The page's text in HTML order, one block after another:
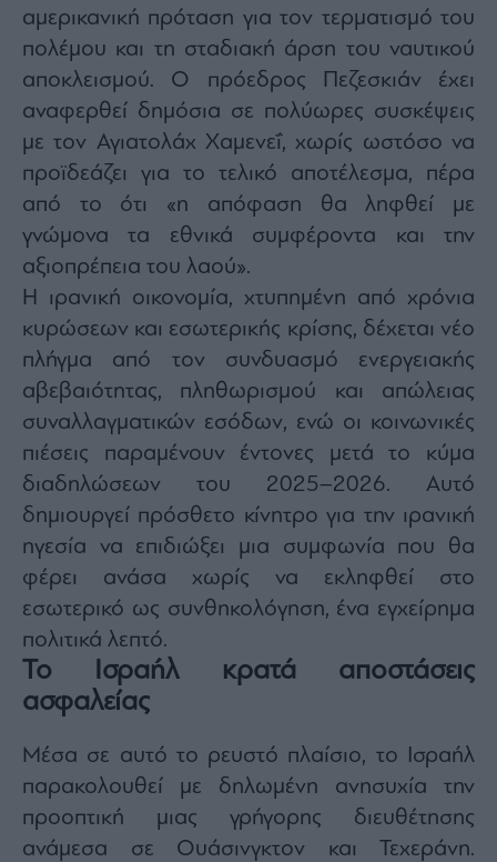
αμερικανική πρόταση για τον τερματισμό του
πολέμου και τη σταδιακή άρση του ναυτικού
αποκλεισμού. Ο πρόεδρος Πεζεσκιάν έχει
αναφερθεί δημόσια σε πολύωρες συσκέψεις
με τον Αγιατολάχ Χαμενεΐ, χωρίς ωστόσο να
προϊδεάζει για το τελικό αποτέλεσμα, πέρα
από το ότι «η απόφαση θα ληφθεί με
γνώμονα τα εθνικά συμφέροντα και την
αξιοπρέπεια του λαού».
Η ιρανική οικονομία, χτυπημένη από χρόνια
κυρώσεων και εσωτερικής κρίσης, δέχεται νέο
πλήγμα από τον συνδυασμό ενεργειακής
αβεβαιότητας, πληθωρισμού και απώλειας
συναλλαγματικών εσόδων, ενώ οι κοινωνικές
πιέσεις παραμένουν έντονες μετά το κύμα
διαδηλώσεων του 2025–2026. Αυτό
δημιουργεί πρόσθετο κίνητρο για την ιρανική
ηγεσία να επιδιώξει μια συμφωνία που θα
φέρει ανάσα χωρίς να εκληφθεί στο
εσωτερικό ως συνθηκολόγηση, ένα εγχείρημα
πολιτικά λεπτό.
Το Ισραήλ κρατά αποστάσεις
ασφαλείας
Μέσα σε αυτό το ρευστό πλαίσιο, το Ισραήλ
παρακολουθεί με δηλωμένη ανησυχία την
προοπτική μιας γρήγορης διευθέτησης
ανάμεσα σε Ουάσινγκτον και Τεχεράνη.